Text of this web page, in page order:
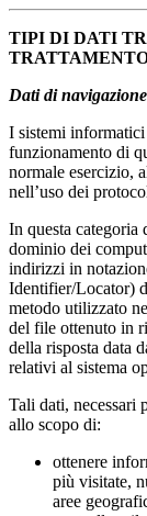
TIPI DI DATI
Dati di
I sistemi informatici
funzionamento di
normale esercizio,
nell’uso dei
In questa
dominio dei
indirizzi in
Identifier/Locator)
metodo utilizzato
del file ottenuto in
della risposta data
relativi al sistema
Tali dati, necessari
allo scopo di:
ottenere
più visitate,
aree